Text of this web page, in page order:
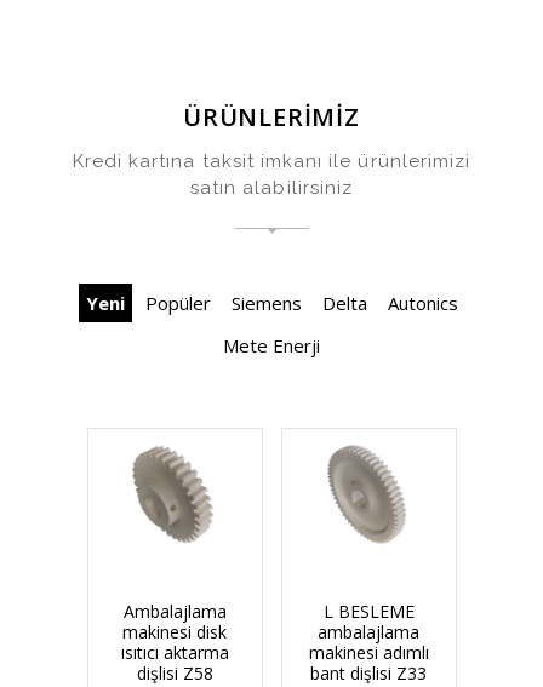
ÜRÜNLERİMİZ
Kredi kartına taksit imkanı ile ürünlerimizi
satın alabilirsiniz
Yeni Popüler Siemens Delta
Autonics
Mete Enerji
Ambalajlama
makinesi disk
ısıtıcı aktarma
dişlisi Z58
L BESLEME
ambalajlama
makinesi adımlı
bant dişlisi Z33